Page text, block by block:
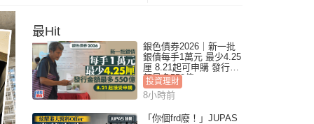
最Hit
銀色債券2026｜新一批
銀債每手1萬元 最少4.25
厘 8.21起可申購 發行金
額最多550億
投資理財
8小時前
「你個frd廢！」JUPAS